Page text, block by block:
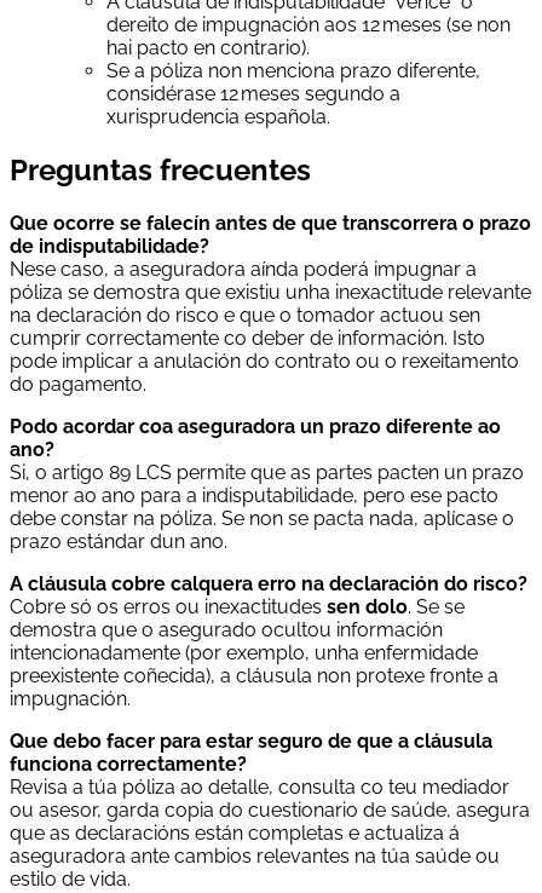
dereito de impugnación aos 12 meses (se non
hai pacto en contrario).
Se a póliza non menciona prazo diferente,
considérase 12 meses segundo a
xurisprudencia española.
Preguntas frecuentes
Que ocorre se falecín antes de que transcorrera o prazo
de indisputabilidade?
Nese caso, a aseguradora aínda poderá impugnar a
póliza se demostra que existiu unha inexactitude relevante
na declaración do risco e que o tomador actuou sen
cumprir correctamente co deber de información. Isto
pode implicar a anulación do contrato ou o rexeitamento
do pagamento.
Podo acordar coa aseguradora un prazo diferente ao
ano?
Si, o artigo 89 LCS permite que as partes pacten un prazo
menor ao ano para a indisputabilidade, pero ese pacto
debe constar na póliza. Se non se pacta nada, aplícase o
prazo estándar dun ano.
A cláusula cobre calquera erro na declaración do risco?
Cobre só os erros ou inexactitudes sen dolo. Se se
demostra que o asegurado ocultou información
intencionadamente (por exemplo, unha enfermidade
preexistente coñecida), a cláusula non protexe fronte a
impugnación.
Que debo facer para estar seguro de que a cláusula
funciona correctamente?
Revisa a túa póliza ao detalle, consulta co teu mediador
ou asesor, garda copia do cuestionario de saúde, asegura
que as declaracións están completas e actualiza á
aseguradora ante cambios relevantes na túa saúde ou
estilo de vida.